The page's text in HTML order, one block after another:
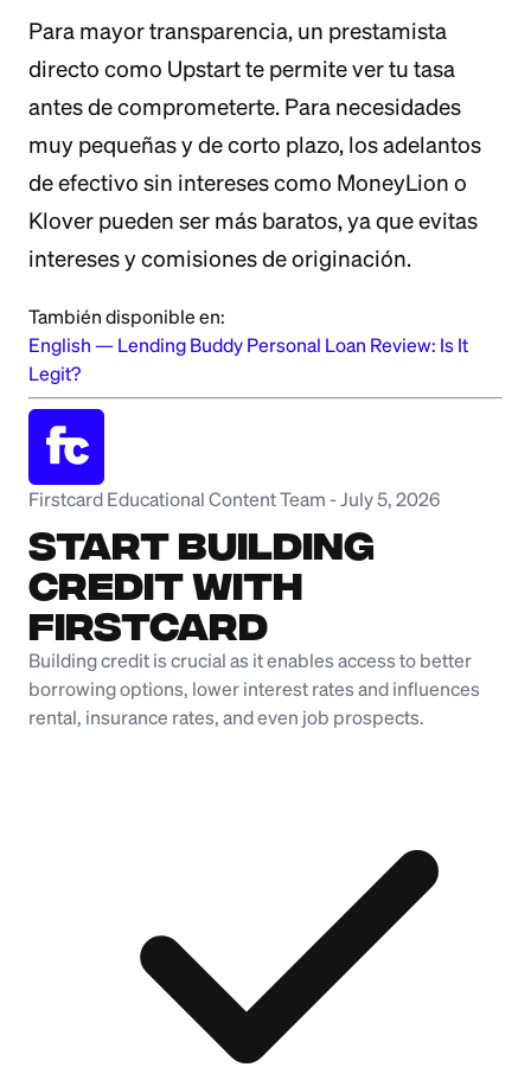
Para mayor transparencia, un prestamista
directo como Upstart te permite ver tu tasa
antes de comprometerte. Para necesidades
muy pequeñas y de corto plazo, los adelantos
de efectivo sin intereses como MoneyLion o
Klover pueden ser más baratos, ya que evitas
intereses y comisiones de originación.
También disponible en:
English — Lending Buddy Personal Loan Review: Is It
Legit?
Firstcard Educational Content Team -July 5, 2026
Start Building
Credit with
Firstcard
Building credit is crucial as it enables access to better
borrowing options, lower interest rates and influences
rental, insurance rates, and even job prospects.